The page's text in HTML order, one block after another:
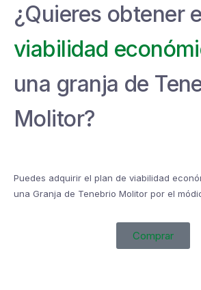
¿Quieres obtener
viabilidad
una granja de
Molitor?
Puedes adquirir el plan de viabilidad
una Granja de Tenebrio Molitor por el
Comprar